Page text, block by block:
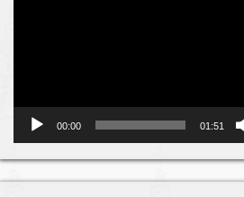
00:00 01:51